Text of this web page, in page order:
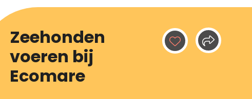
Zeehonden
voeren bij
Ecomare